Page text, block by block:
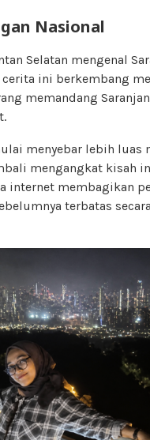
Nasional
Selatan mengenal
cerita ini berkembang
memandang
menyebar lebih
mengangkat kisah
internet membagikan
terbatas